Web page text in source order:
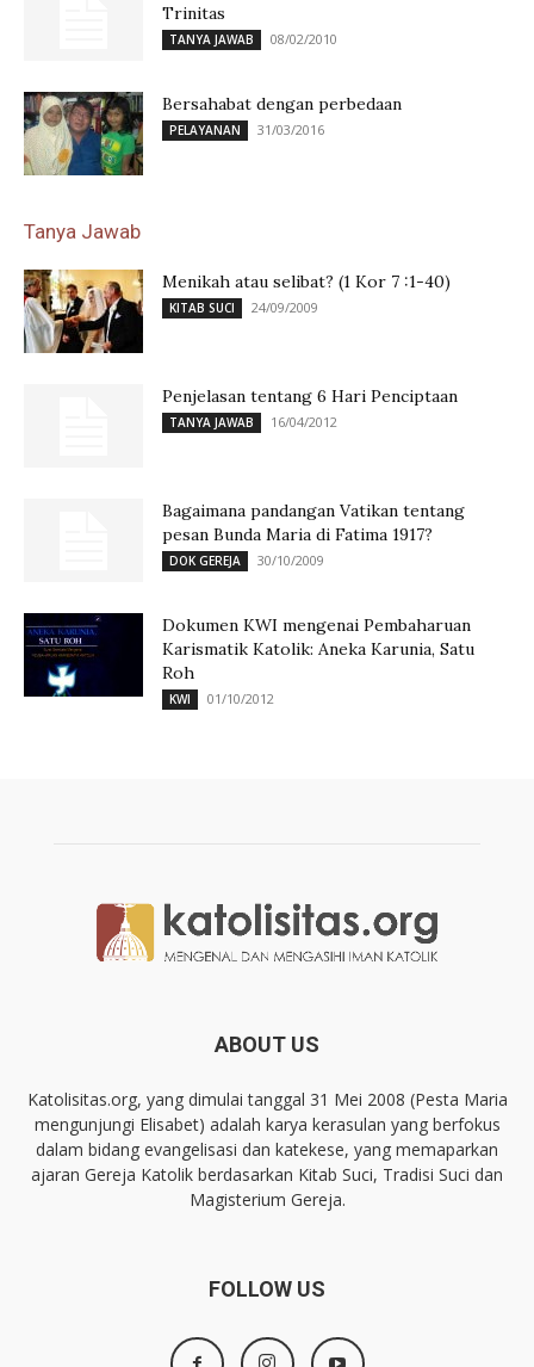
Trinitas
TANYA JAWAB 08/02/2010
Bersahabat dengan perbedaan
PELAYANAN 31/03/2016
Tanya Jawab
Menikah atau selibat? (1 Kor 7 :1-40)
KITAB SUCI 24/09/2009
Penjelasan tentang 6 Hari Penciptaan
TANYA JAWAB 16/04/2012
Bagaimana pandangan Vatikan tentang
pesan Bunda Maria di Fatima 1917?
DOK GEREJA 30/10/2009
Dokumen KWI mengenai Pembaharuan
Karismatik Katolik: Aneka Karunia, Satu
Roh
KWI 01/10/2012
ABOUT US
Katolisitas.org, yang dimulai tanggal 31 Mei 2008 (Pesta Maria
mengunjungi Elisabet) adalah karya kerasulan yang berfokus
dalam bidang evangelisasi dan katekese, yang memaparkan
ajaran Gereja Katolik berdasarkan Kitab Suci, Tradisi Suci dan
Magisterium Gereja.
FOLLOW US